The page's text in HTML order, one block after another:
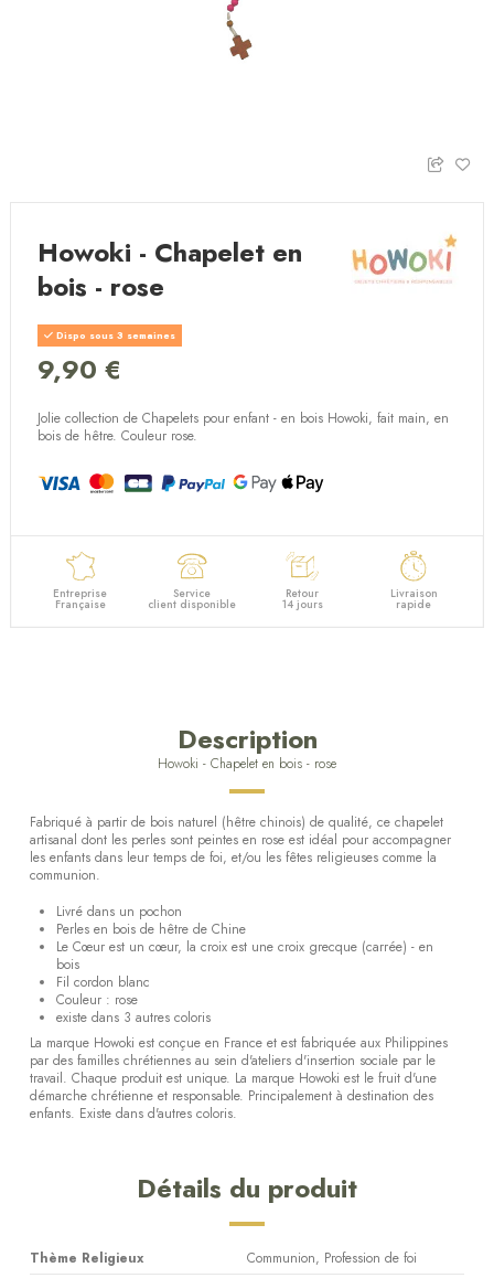
Howoki - Chapelet en
bois - rose
Dispo sous 3 semaines
9,90 €
Jolie collection de Chapelets pour enfant - en bois Howoki, fait main, en
bois de hêtre. Couleur rose.
Entreprise
Française
Service
client disponible
Retour
14 jours
Livraison
rapide
Description
Howoki - Chapelet en bois - rose
Fabriqué à partir de bois naturel (hêtre chinois) de qualité, ce chapelet
artisanal dont les perles sont peintes en rose est idéal pour accompagner
les enfants dans leur temps de foi, et/ou les fêtes religieuses comme la
communion.
Livré dans un pochon
Perles en bois de hêtre de Chine
Le Cœur est un cœur, la croix est une croix grecque (carrée) - en
bois
Fil cordon blanc
Couleur : rose
existe dans 3 autres coloris
La marque Howoki est conçue en France et est fabriquée aux Philippines
par des familles chrétiennes au sein d'ateliers d'insertion sociale par le
travail. Chaque produit est unique. La marque Howoki est le fruit d'une
démarche chrétienne et responsable. Principalement à destination des
enfants. Existe dans d'autres coloris.
Détails du produit
Thème Religieux
Communion, Profession de foi